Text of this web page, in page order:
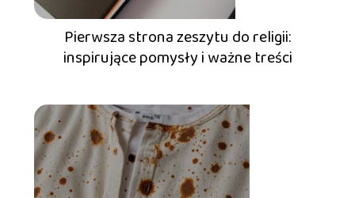
Pierwsza strona zeszytu do religii:
inspirujące pomysły i ważne treści